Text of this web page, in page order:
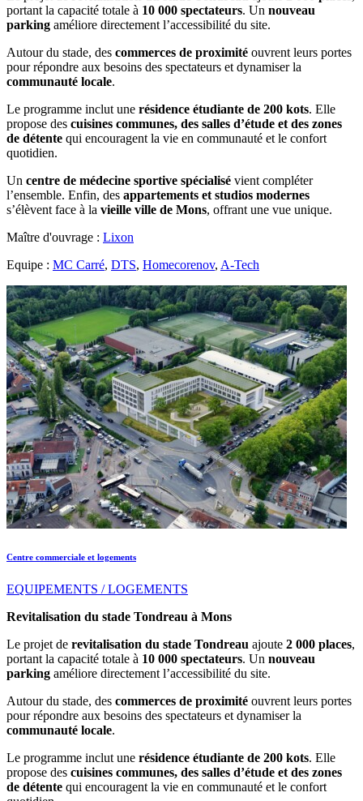
portant la capacité totale à 10 000 spectateurs. Un nouveau
parking améliore directement l’accessibilité du site.
Autour du stade, des commerces de proximité ouvrent leurs portes
pour répondre aux besoins des spectateurs et dynamiser la
communauté locale.
Le programme inclut une résidence étudiante de 200 kots. Elle
propose des cuisines communes, des salles d’étude et des zones
de détente qui encouragent la vie en communauté et le confort
quotidien.
Un centre de médecine sportive spécialisé vient compléter
l’ensemble. Enfin, des appartements et studios modernes
s’élèvent face à la vieille ville de Mons, offrant une vue unique.
Maître d'ouvrage : Lixon
Equipe : MC Carré, DTS, Homecorenov, A-Tech
Centre commerciale et logements
EQUIPEMENTS / LOGEMENTS
Revitalisation du stade Tondreau à Mons
Le projet de revitalisation du stade Tondreau ajoute 2 000 places,
portant la capacité totale à 10 000 spectateurs. Un nouveau
parking améliore directement l’accessibilité du site.
Autour du stade, des commerces de proximité ouvrent leurs portes
pour répondre aux besoins des spectateurs et dynamiser la
communauté locale.
Le programme inclut une résidence étudiante de 200 kots. Elle
propose des cuisines communes, des salles d’étude et des zones
de détente qui encouragent la vie en communauté et le confort